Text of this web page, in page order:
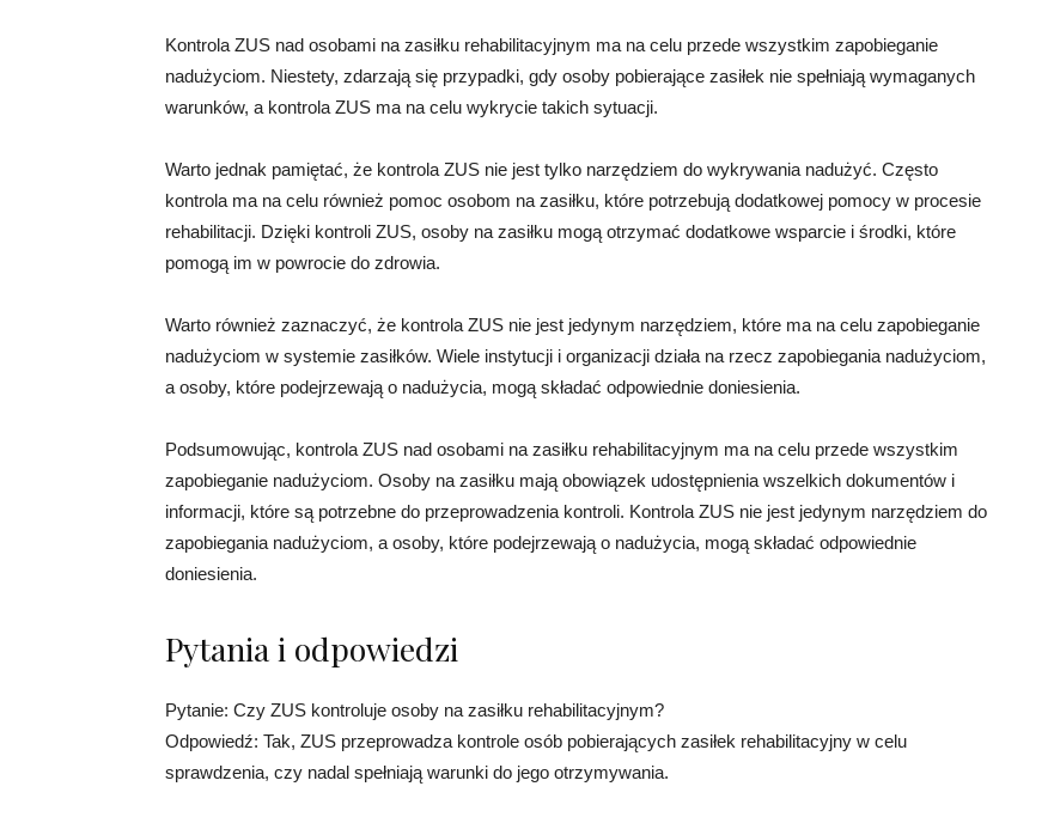
Kontrola ZUS nad osobami na zasiłku rehabilitacyjnym ma na celu przede wszystkim zapobieganie
nadużyciom. Niestety, zdarzają się przypadki, gdy osoby pobierające zasiłek nie spełniają wymaganych
warunków, a kontrola ZUS ma na celu wykrycie takich sytuacji.
Warto jednak pamiętać, że kontrola ZUS nie jest tylko narzędziem do wykrywania nadużyć. Często
kontrola ma na celu również pomoc osobom na zasiłku, które potrzebują dodatkowej pomocy w procesie
rehabilitacji. Dzięki kontroli ZUS, osoby na zasiłku mogą otrzymać dodatkowe wsparcie i środki, które
pomogą im w powrocie do zdrowia.
Warto również zaznaczyć, że kontrola ZUS nie jest jedynym narzędziem, które ma na celu zapobieganie
nadużyciom w systemie zasiłków. Wiele instytucji i organizacji działa na rzecz zapobiegania nadużyciom,
a osoby, które podejrzewają o nadużycia, mogą składać odpowiednie doniesienia.
Podsumowując, kontrola ZUS nad osobami na zasiłku rehabilitacyjnym ma na celu przede wszystkim
zapobieganie nadużyciom. Osoby na zasiłku mają obowiązek udostępnienia wszelkich dokumentów i
informacji, które są potrzebne do przeprowadzenia kontroli. Kontrola ZUS nie jest jedynym narzędziem do
zapobiegania nadużyciom, a osoby, które podejrzewają o nadużycia, mogą składać odpowiednie
doniesienia.
Pytania i odpowiedzi
Pytanie: Czy ZUS kontroluje osoby na zasiłku rehabilitacyjnym?
Odpowiedź: Tak, ZUS przeprowadza kontrole osób pobierających zasiłek rehabilitacyjny w celu
sprawdzenia, czy nadal spełniają warunki do jego otrzymywania.